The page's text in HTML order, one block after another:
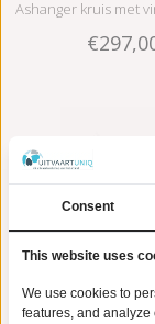
Ashanger kruis met
925 Zilver
Consent
This website uses
We use cookies to
features, and